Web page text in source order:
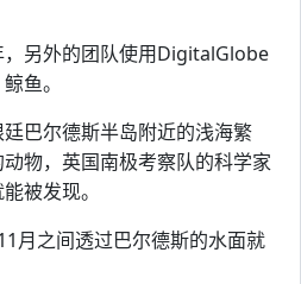
另外的团队使用DigitalGlobe
鱼。
巴尔德斯半岛附近的浅海繁
物，英国南极考察队的科学家
被发现。
月之间透过巴尔德斯的水面就